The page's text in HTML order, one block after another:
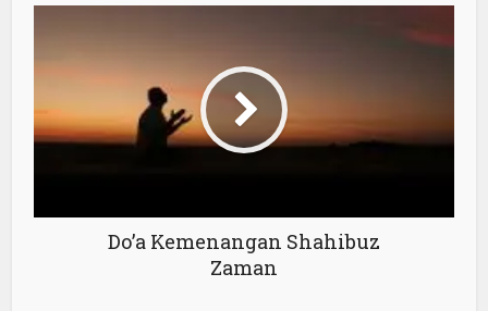
Do’a Kemenangan Shahibuz
Zaman